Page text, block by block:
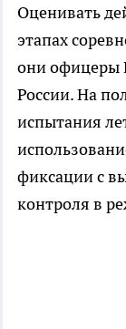
Оценивать
этапах
они офицеры
России. На
испытания
фиксации с
контроля в